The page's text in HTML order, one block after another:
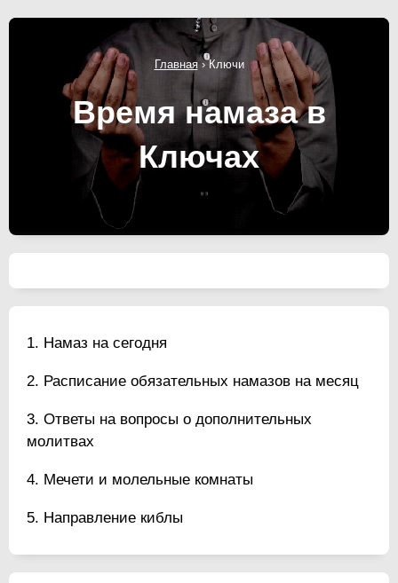
Главная›Ключи
Время намаза в
Ключах
Намаз на сегодня
Расписание обязательных намазов на месяц
Ответы на вопросы о дополнительных
молитвах
Мечети и молельные комнаты
Направление киблы